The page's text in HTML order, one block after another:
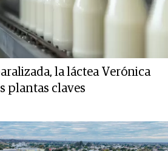
la láctea Verónica
plantas claves